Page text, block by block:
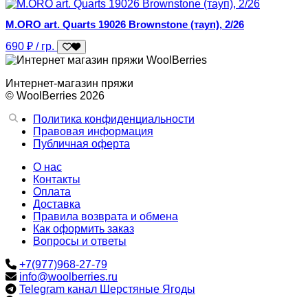
M.ORO art. Quarts 19026 Brownstone (тауп), 2/26
690 ₽ / гр.
Интернет-магазин пряжи
© WoolBerries 2026
Политика конфиденциальности
Правовая информация
Публичная оферта
О нас
Контакты
Оплата
Доставка
Правила возврата и обмена
Как оформить заказ
Вопросы и ответы
+7(977)968-27-79
info@woolberries.ru
Telegram канал Шерстяные Ягоды